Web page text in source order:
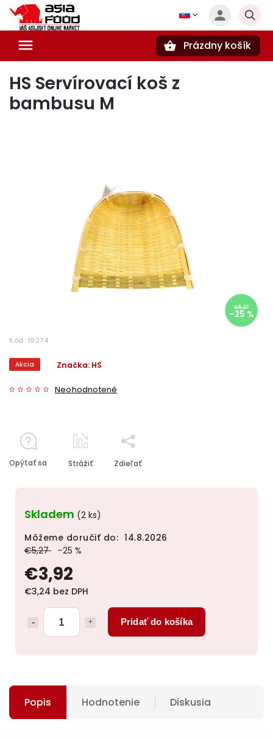
Prázdny košík
HS Servírovací koš z
bambusu M
€5,27
–25 %
Kód: 19274
Akcia
Neohodnotené
Značka: HS
€5,27 –25 %
€3,92
€3,24 bez DPH
Pridať do košíka
Skladem (2 ks)
Môžeme doručiť do: 14.8.2026
Opýtať sa Strážiť Zdieľať
Popis Hodnotenie Diskusia